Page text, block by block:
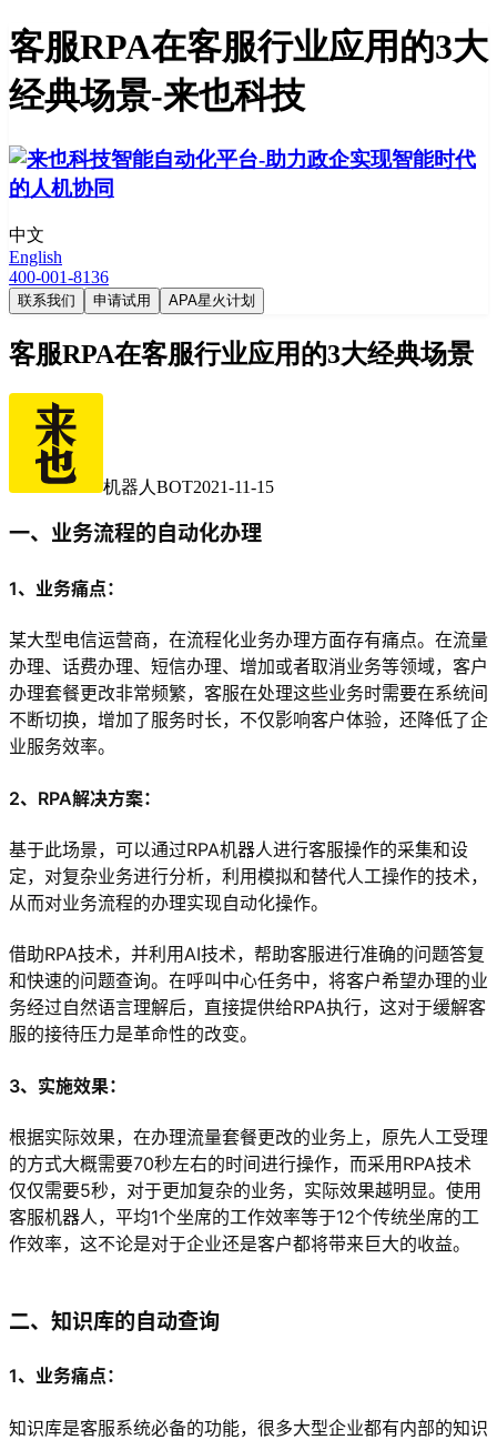
客服RPA在客服行业应用的3大
经典场景-来也科技
中文
English
400-001-8136
联系我们 申请试用 APA星火计划
客服RPA在客服行业应用的3大经典场景
机器人BOT2021-11-15
一、业务流程的自动化办理
1、业务痛点：
某大型电信运营商，在流程化业务办理方面存有痛点。在流量
办理、话费办理、短信办理、增加或者取消业务等领域，客户
办理套餐更改非常频繁，客服在处理这些业务时需要在系统间
不断切换，增加了服务时长，不仅影响客户体验，还降低了企
业服务效率。
2、RPA解决方案：
基于此场景，可以通过RPA机器人进行客服操作的采集和设
定，对复杂业务进行分析，利用模拟和替代人工操作的技术，
从而对业务流程的办理实现自动化操作。
借助RPA技术，并利用AI技术，帮助客服进行准确的问题答复
和快速的问题查询。在呼叫中心任务中，将客户希望办理的业
务经过自然语言理解后，直接提供给RPA执行，这对于缓解客
服的接待压力是革命性的改变。
3、实施效果：
根据实际效果，在办理流量套餐更改的业务上，原先人工受理
的方式大概需要70秒左右的时间进行操作，而采用RPA技术
仅仅需要5秒，对于更加复杂的业务，实际效果越明显。使用
客服机器人，平均1个坐席的工作效率等于12个传统坐席的工
作效率，这不论是对于企业还是客户都将带来巨大的收益。
二、知识库的自动查询
1、业务痛点：
知识库是客服系统必备的功能，很多大型企业都有内部的知识